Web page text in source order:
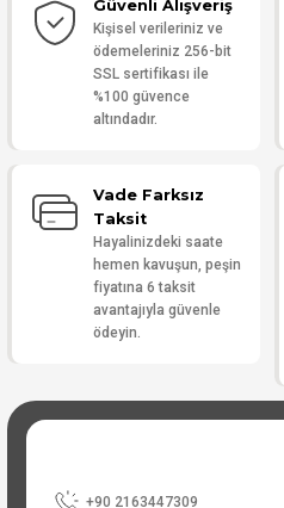
Yorum
Güvenli Alışveriş
Kişisel verileriniz ve
ödemeleriniz 256-bit
SSL sertifikası ile
%100 güvence
altındadır.
Vade Farksız
Taksit
Hayalinizdeki saate
hemen kavuşun, peşin
fiyatına 6 taksit
avantajıyla güvenle
ödeyin.
+90 2163447309